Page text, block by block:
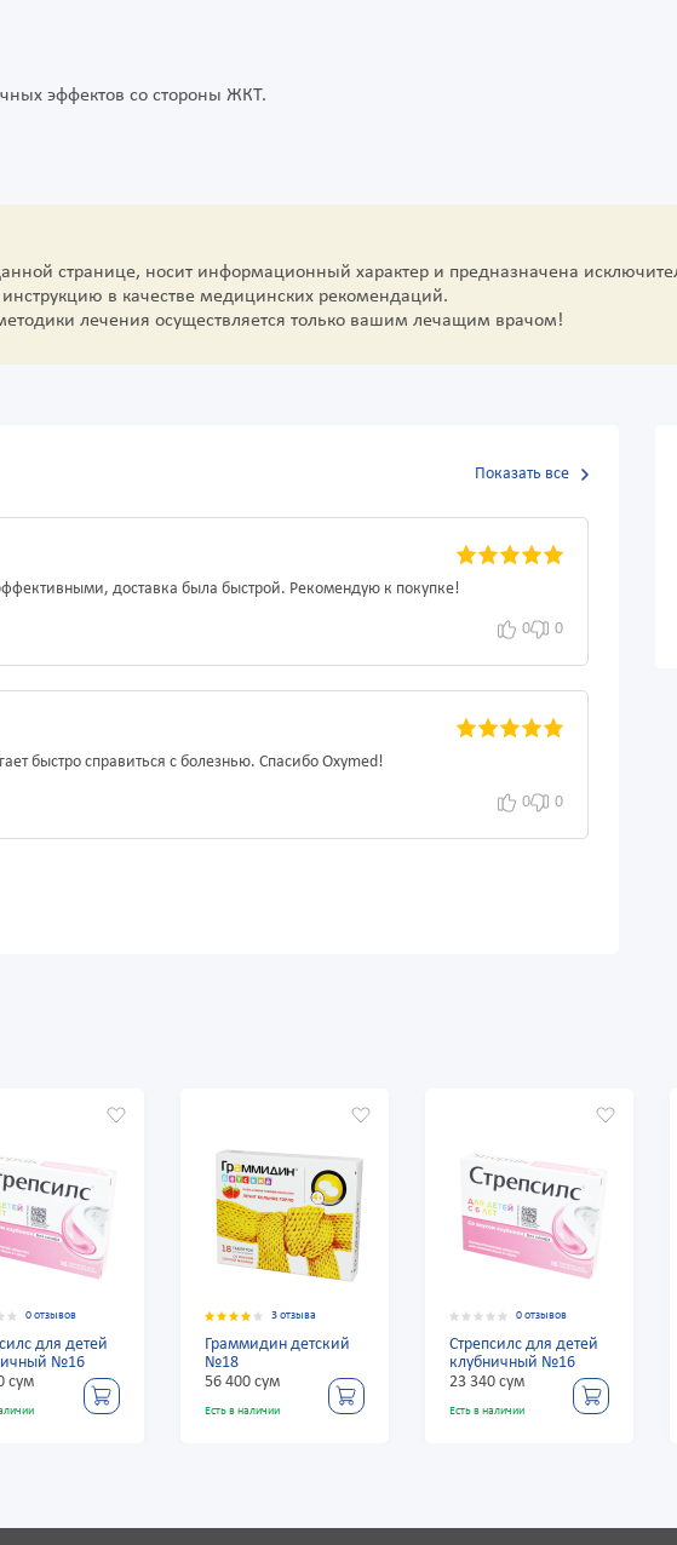
эффектов со стороны ЖКТ.
странице, носит информационный характер и предназначена
в качестве медицинских рекомендаций.
лечения осуществляется только вашим лечащим врачом!
Показать все
доставка была быстрой. Рекомендую к покупке!
0 0
быстро справиться с болезнью. Спасибо Oxymed!
0 0
Граммидин детский
№18
56 400 сум
Есть в наличии
Стрепсилс для детей
23 340 сум
Есть в наличии
Граммидин детский
№18
56 400 сум
Есть в наличии